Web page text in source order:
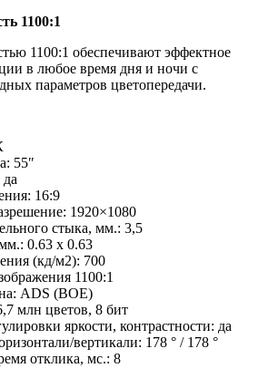
1100:1
1100:1 обеспечивают эффектное
в любое время дня и ночи с
параметров цветопередачи.
55″
16:9
1920×1080
стыка, мм.: 3,5
0.63 х 0.63
(кд/м2): 700
1100:1
ADS (BOE)
млн цветов, 8 бит
яркости, контрастности: да
вертикали: 178 ° / 178 °
отклика, мс.: 8